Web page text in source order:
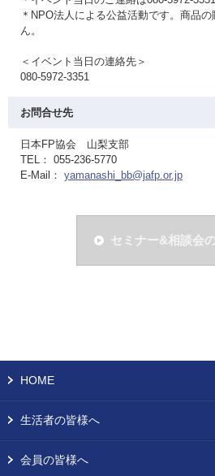
＊NPO法人による公益活動です。商品
ん。
＜イベント当日の連絡先＞
080-5972-3351
お問合せ先
日本FP協会 山梨支部
TEL： 055-236-5770
E-Mail： yamanashi_bb@jafp.or.jp
セミナー&相談会
HOME
生活者の皆様へ
会員の皆様へ